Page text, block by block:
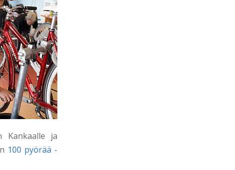
Kankaalle ja
100 pyörää -